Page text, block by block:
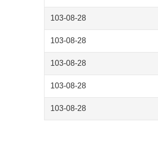
103-08-28
103-08-28
103-08-28
103-08-28
103-08-28